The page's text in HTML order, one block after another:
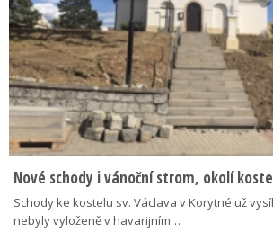
Nové schody i vánoční strom, okolí
Schody ke kostelu sv. Václava v Korytné už
nebyly vyloženě v havarijním…